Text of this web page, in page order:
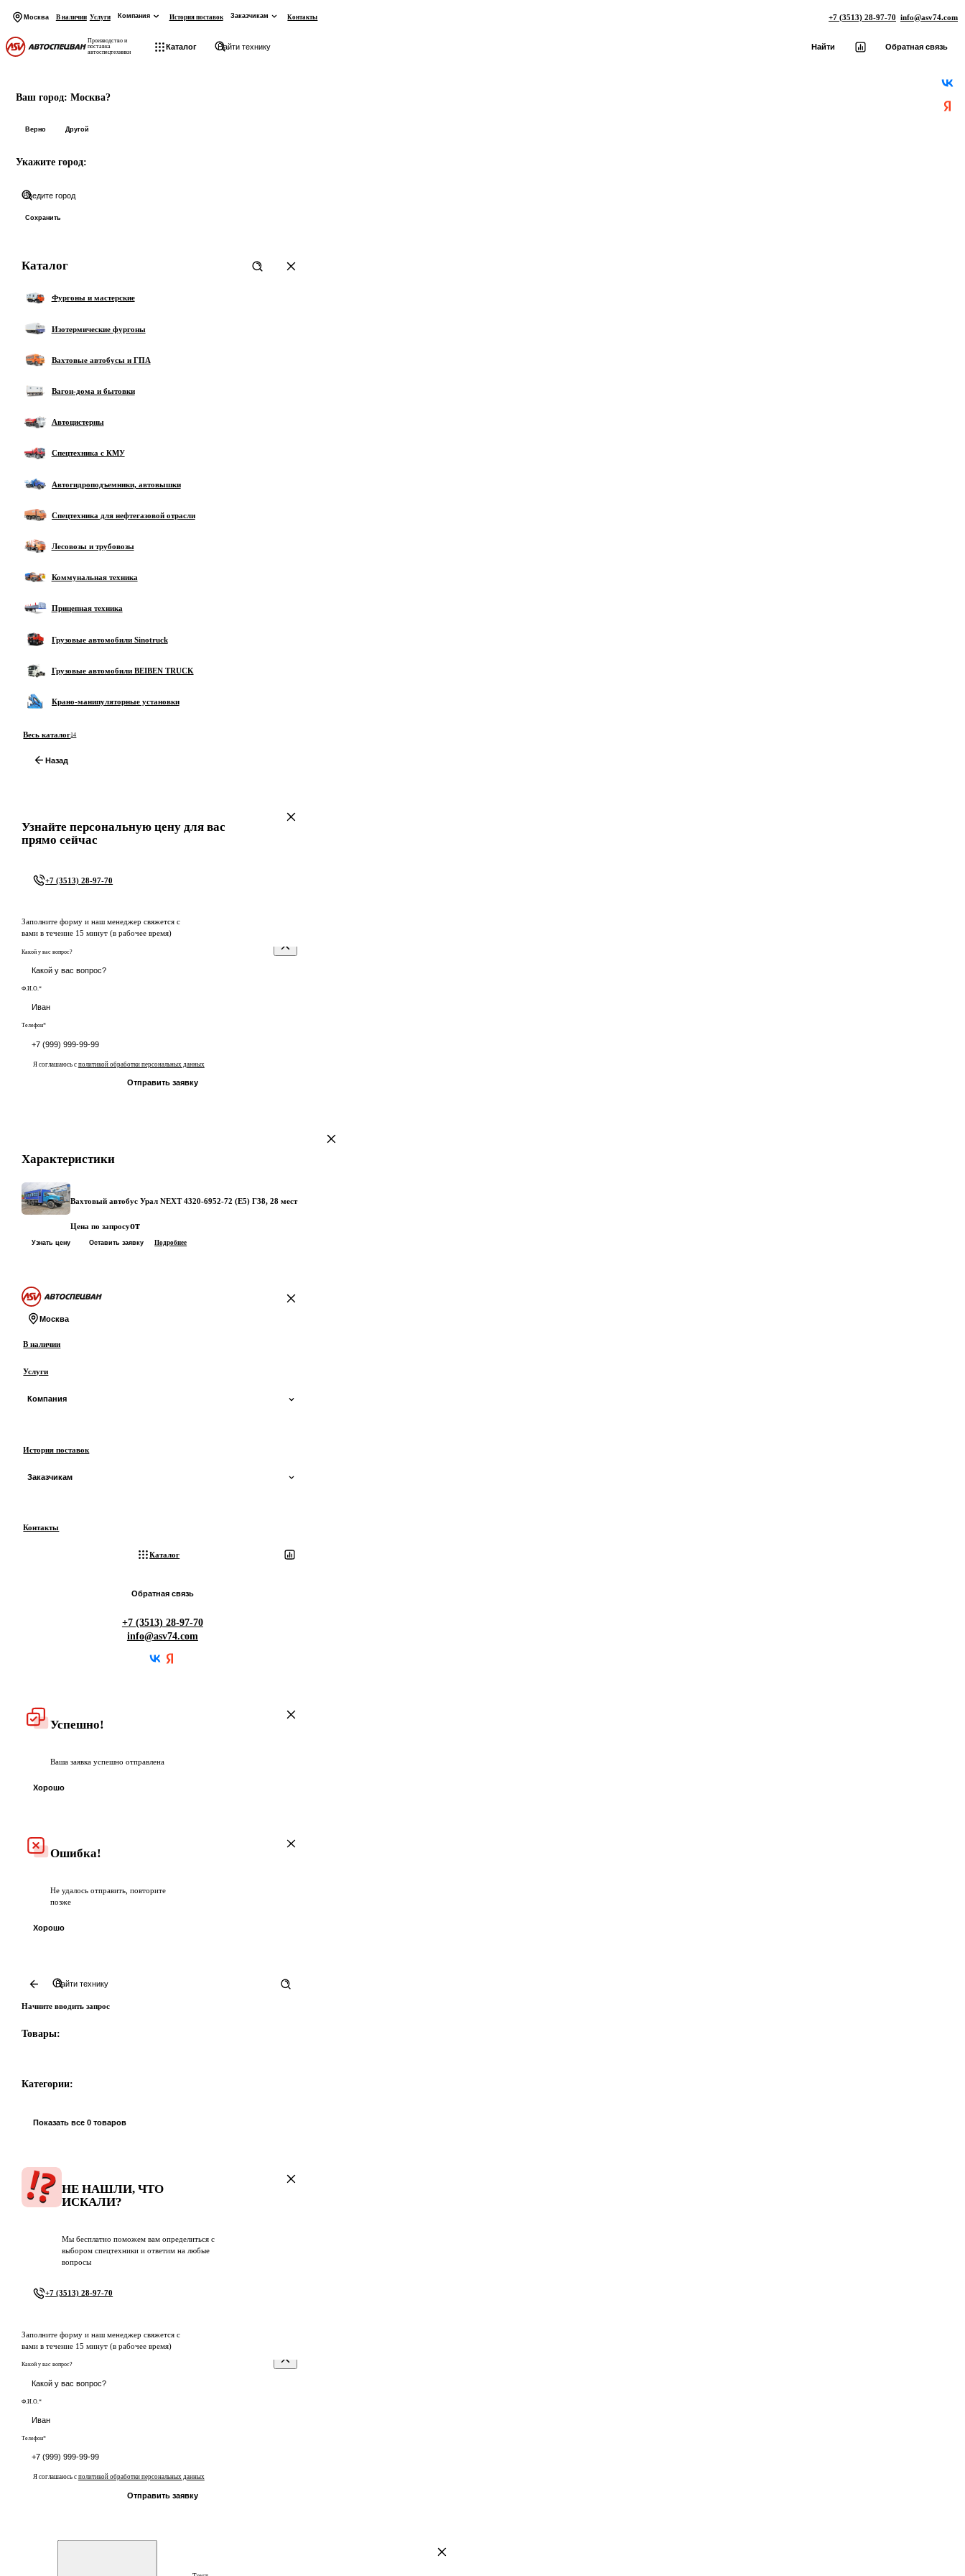
Москва В наличии Услуги Компания История поставок Заказчикам Контакты +7 (3513) 28-97-70 info@asv74.com
Производство и
поставка
автоспецтехники
Каталог Найти Обратная связь
Ваш город: Москва?
Верно Другой
Укажите город:
Сохранить
Каталог
Фургоны и мастерские
Изотермические фургоны
Вахтовые автобусы и ГПА
Вагон-дома и бытовки
Автоцистерны
Спецтехника с КМУ
Автогидроподъемники, автовышки
Спецтехника для нефтегазовой отрасли
Лесовозы и трубовозы
Коммунальная техника
Прицепная техника
Грузовые автомобили Sinotruck
Грузовые автомобили BEIBEN TRUCK
Крано-манипуляторные установки
Весь каталог14
Назад
Узнайте персональную цену для вас
прямо сейчас
+7 (3513) 28-97-70
Заполните форму и наш менеджер свяжется с
вами в течение 15 минут (в рабочее время)
Какой у вас вопрос?
Ф.И.О.*
Телефон*
Я соглашаюсь с политикой обработки персональных данных
Отправить заявку
Характеристики
Вахтовый автобус Урал NEXT 4320-6952-72 (Е5) Г38, 28 мест
Цена по запросуот
Узнать цену Оставить заявку Подробнее
На главную
Москва
В наличии
Услуги
Компания
О производстве
История поставок
Заказчикам
Контакты
Каталог
Обратная связь
+7 (3513) 28-97-70
info@asv74.com
Успешно!
Ваша заявка успешно отправлена
Хорошо
Ошибка!
Не удалось отправить, повторите
позже
Хорошо
Начните вводить запрос
Товары:
Категории:
Показать все 0 товаров
НЕ НАШЛИ, ЧТО
ИСКАЛИ?
Мы бесплатно поможем вам определиться с
выбором спецтехники и ответим на любые
вопросы
+7 (3513) 28-97-70
Заполните форму и наш менеджер свяжется с
вами в течение 15 минут (в рабочее время)
Какой у вас вопрос?
Ф.И.О.*
Телефон*
Я соглашаюсь с политикой обработки персональных данных
Отправить заявку